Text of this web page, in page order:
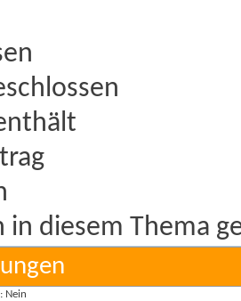
in diesem Thema
Nein